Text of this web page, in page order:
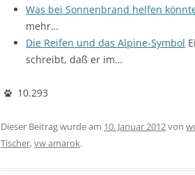
Was bei Sonnenbrand helfen
mehr…
Die Reifen und das Alpine-Symbol
schreibt, daß er im…
10.293
Dieser Beitrag wurde am 10. Januar 2012von
Tischer,vw amarok.